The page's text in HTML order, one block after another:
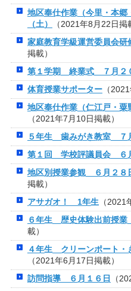
地区奉仕作業（今里・本
（土）
（2021年8月22日掲
家庭教育学級運営委員会
掲載）
第１学期 終業式 ７月２
体育授業サポーター（2021
地区奉仕作業（仁江戸・粟
（2021年7月10日掲載）
５年生 歯みがき教室 ７
第１回 学校評議員会 ６
地区別授業参観 ６月２８
掲載）
アサガオ！ 1年生 （2021
６年生 歴史体験出前授業
載）
４年生 クリーンポート
（2021年6月17日掲載）
訪問指導 ６月１６日
（